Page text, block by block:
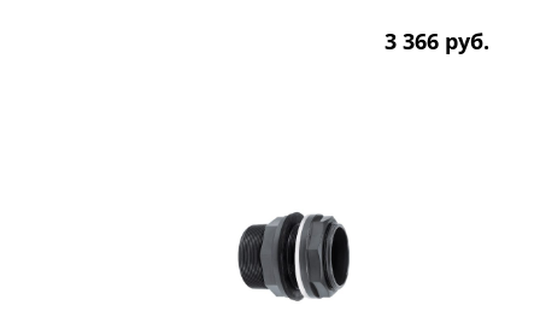
3 366 руб.